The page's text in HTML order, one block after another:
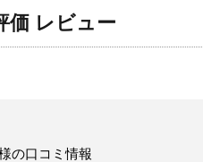
価 レビュー
の口コミ情報